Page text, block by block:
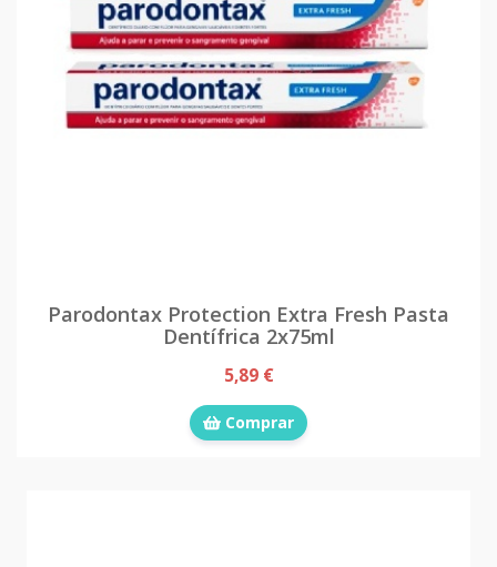
Parodontax Protection Extra Fresh Pasta
Dentífrica 2x75ml
5,89 €
Comprar